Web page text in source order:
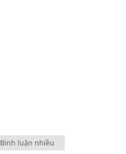
Bình luận nhiều